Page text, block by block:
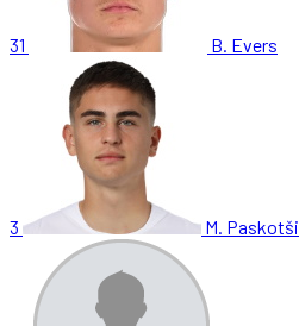
31 B. Evers
3 M. Paskotši